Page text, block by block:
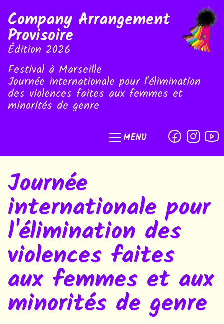
Company Arrangement
Provisoire
Édition 2026
Festival à Marseille
Journée internationale pour l'élimination
des violences faites aux femmes et
minorités de genre
MENU
Journée
internationale pour
l'élimination des
violences faites
aux femmes et aux
minorités de genre